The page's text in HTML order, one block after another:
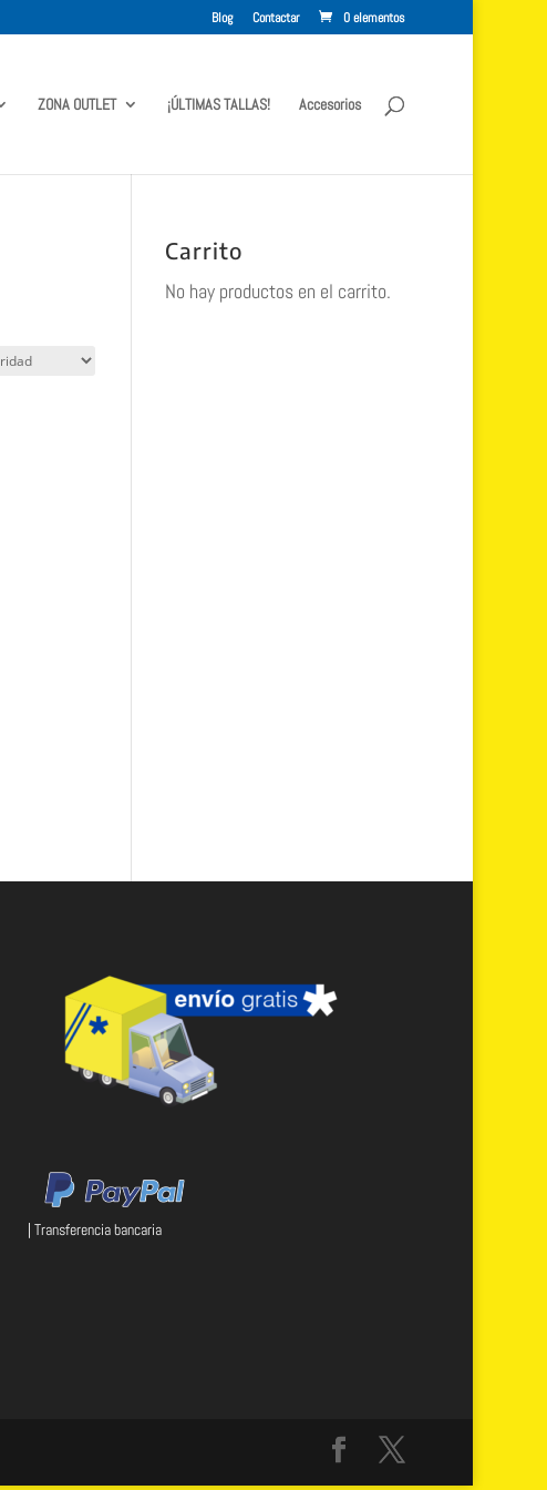
Blog Contactar 0 elementos
ZONA OUTLET ¡ÚLTIMAS TALLAS! Accesorios
Carrito
No hay productos en el carrito.
| Transferencia bancaria